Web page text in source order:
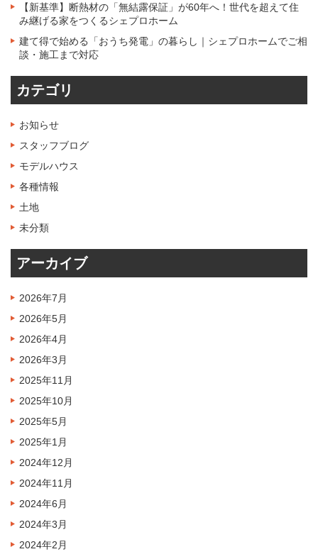
【新基準】断熱材の「無結露保証」が60年へ！世代を超えて住
み継げる家をつくるシェプロホーム
建て得で始める「おうち発電」の暮らし｜シェプロホームでご相
談・施工まで対応
カテゴリ
お知らせ
スタッフブログ
モデルハウス
各種情報
土地
未分類
アーカイブ
2026年7月
2026年5月
2026年4月
2026年3月
2025年11月
2025年10月
2025年5月
2025年1月
2024年12月
2024年11月
2024年6月
2024年3月
2024年2月